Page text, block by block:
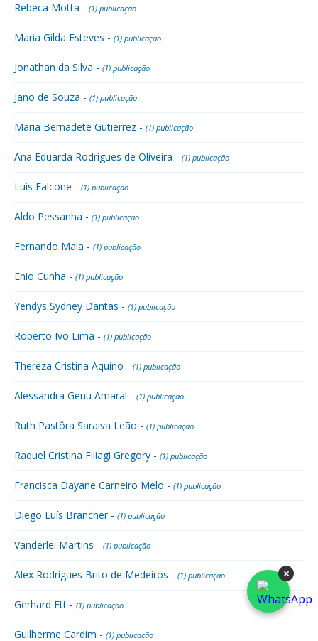
Rebeca Motta - (1) publicação
Maria Gilda Esteves - (1) publicação
Jonathan da Silva - (1) publicação
Jano de Souza - (1) publicação
Maria Bernadete Gutierrez - (1) publicação
Ana Eduarda Rodrigues de Oliveira - (1) publicação
Luis Falcone - (1) publicação
Aldo Pessanha - (1) publicação
Fernando Maia - (1) publicação
Enio Cunha - (1) publicação
Yendys Sydney Dantas - (1) publicação
Roberto Ivo Lima - (1) publicação
Thereza Cristina Aquino - (1) publicação
Alessandra Genu Amaral - (1) publicação
Ruth Pastôra Saraiva Leão - (1) publicação
Raquel Cristina Filiagi Gregory - (1) publicação
Francisca Dayane Carneiro Melo - (1) publicação
Diego Luís Brancher - (1) publicação
Vanderlei Martins - (1) publicação
Alex Rodrigues Brito de Medeiros - (1) publicação
Gerhard Ett - (1) publicação
Guilherme Cardim - (1) publicação
×